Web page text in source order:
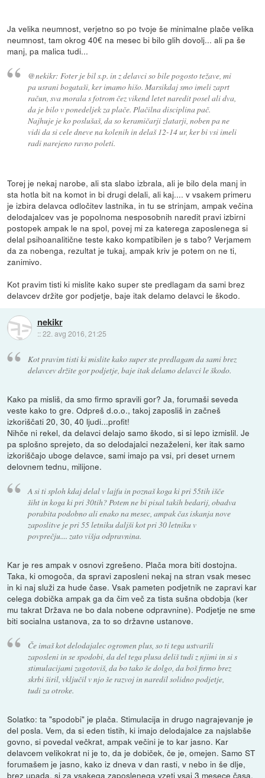
Ja velika neumnost, verjetno so po tvoje še minimalne plače velika
neumnost, tam okrog 40€ na mesec bi bilo glih dovolj... ali pa še
manj, pa malica tudi...
@nekikr: Foter je bil s.p. in z delavci so bile pogosto težave, mi
pa usrani bogataši, ker imamo hišo. Marsikdaj smo imeli zaprt
račun, sva morala s fotrom čez vikend letet naredit posel ali dva,
da je bilo v ponedeljek za plače. Plačilna disciplina pač.
Najhuje je ko poslušaš, da so keramičarji zlatarji, noben pa ne
vidi da si cele dneve na kolenih in delaš 12-14 ur, ker bi vsi imeli
radi narejeno ravno poleti.
Torej je nekaj narobe, ali sta slabo izbrala, ali je bilo dela manj in
sta hotla bit na komot in bi drugi delali, ali kaj.... v vsakem primeru
je izbira delavca odločitev lastnika, in tu se strinjam, ampak večina
delodajalcev vas je popolnoma nesposobnih naredit pravi izbirni
postopek ampak le na spol, povej mi za katerega zaposlenega si
delal psihoanalitične teste kako kompatibilen je s tabo? Verjamem
da za nobenga, rezultat je tukaj, ampak kriv je potem on ne ti,
zanimivo.
Kot pravim tisti ki mislite kako super ste predlagam da sami brez
delavcev držite gor podjetje, baje itak delamo delavci le škodo.
nekikr
::22. avg 2016, 21:25
Kot pravim tisti ki mislite kako super ste predlagam da sami brez
delavcev držite gor podjetje, baje itak delamo delavci le škodo.
Kako pa misliš, da smo firmo spravili gor? Ja, forumaši seveda
veste kako to gre. Odpreš d.o.o., takoj zaposliš in začneš
izkoriščati 20, 30, 40 ljudi...profit!
Nihče ni rekel, da delavci delajo samo škodo, si si lepo izmislil. Je
pa splošno sprejeto, da so delodajalci nezaželeni, ker itak samo
izkoriščajo uboge delavce, sami imajo pa vsi, pri deset urnem
delovnem tednu, milijone.
A si ti sploh kdaj delal v lajfu in poznaš koga ki pri 55tih išče
šiht in koga ki pri 30tih? Potem ne bi pisal takih bedarij, obadva
porabita podobno ali enako na mesec, ampak čas iskanja nove
zaposlitve je pri 55 letniku daljši kot pri 30 letniku v
povprečju.... zato višja odpravnina.
Kar je res ampak v osnovi zgrešeno. Plača mora biti dostojna.
Taka, ki omogoča, da spravi zaposleni nekaj na stran vsak mesec
in ki naj služi za hude čase. Vsak pameten podjetnik ne zapravi kar
celega dobička ampak ga da čim več za tista sušna obdobja (ker
mu takrat Država ne bo dala nobene odpravnine). Podjetje ne sme
biti socialna ustanova, za to so državne ustanove.
Če imaš kot delodajalec ogromen plus, so ti tega ustvarili
zaposleni in se spodobi, da del tega plusa deliš tudi z njimi in si s
stimulacijami zagotoviš, da bo tako še dolgo, da boš firmo brez
skrbi širil, vključil v njo še razvoj in naredil solidno podjetje,
tudi za otroke.
Solatko: ta "spodobi" je plača. Stimulacija in drugo nagrajevanje je
del posla. Vem, da si eden tistih, ki imajo delodajalce za najslabše
govno, si povedal večkrat, ampak večini je to kar jasno. Kar
delavcem velikokrat ni je to, da je dobiček, če je, omejen. Samo ST
forumašem je jasno, kako iz dneva v dan rasti, v nebo in še dlje,
brez upada, si za vsakega zaposlenega vzeti vsaj 3 mesece časa,